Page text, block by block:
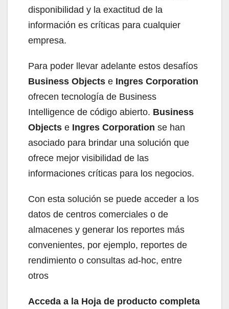
disponibilidad y la exactitud de la
información es críticas para cualquier
empresa.
Para poder llevar adelante estos desafíos
Business Objects e Ingres Corporation
ofrecen tecnología de Business
Intelligence de código abierto. Business
Objects e Ingres Corporation se han
asociado para brindar una solución que
ofrece mejor visibilidad de las
informaciones críticas para los negocios.
Con esta solución se puede acceder a los
datos de centros comerciales o de
almacenes y generar los reportes más
convenientes, por ejemplo, reportes de
rendimiento o consultas ad-hoc, entre
otros
Acceda a la Hoja de producto completa